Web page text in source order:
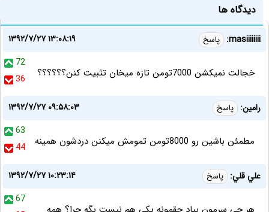
دیدگاه ها
masiiiiiiii: پاسخ
۱۳۹۲/۷/۲۷ ۱۳:۰۸:۱۹
72
36
خجالت نمیکشن 7000تومن تازه میخان تثبیت کنن؟؟؟؟؟؟
رامین: پاسخ
۱۳۹۲/۷/۲۷ ۰۹:۵۸:۰۳
63
44
مطمئن باشین رو 8000تومن تمومش میکنن دردشون همینه
علي قلي: پاسخ
۱۳۹۲/۷/۲۷ ۱۰:۲۳:۱۴
67